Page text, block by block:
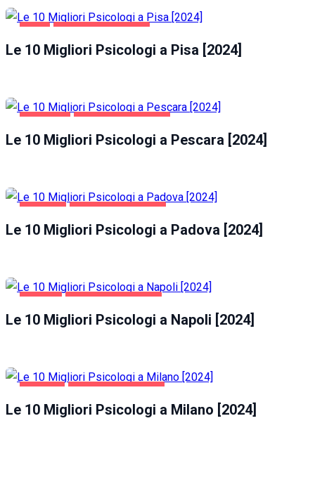
Le 10 Migliori Psicologi a Pisa [2024]
Le 10 Migliori Psicologi a Pescara [2024]
Le 10 Migliori Psicologi a Padova [2024]
Le 10 Migliori Psicologi a Napoli [2024]
Le 10 Migliori Psicologi a Milano [2024]